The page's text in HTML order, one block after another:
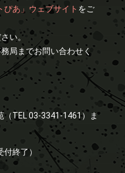
ぴあ」ウェブサイト をご
い。
局までお問い合わせく
（TEL 03-3341-1461）ま
終了）